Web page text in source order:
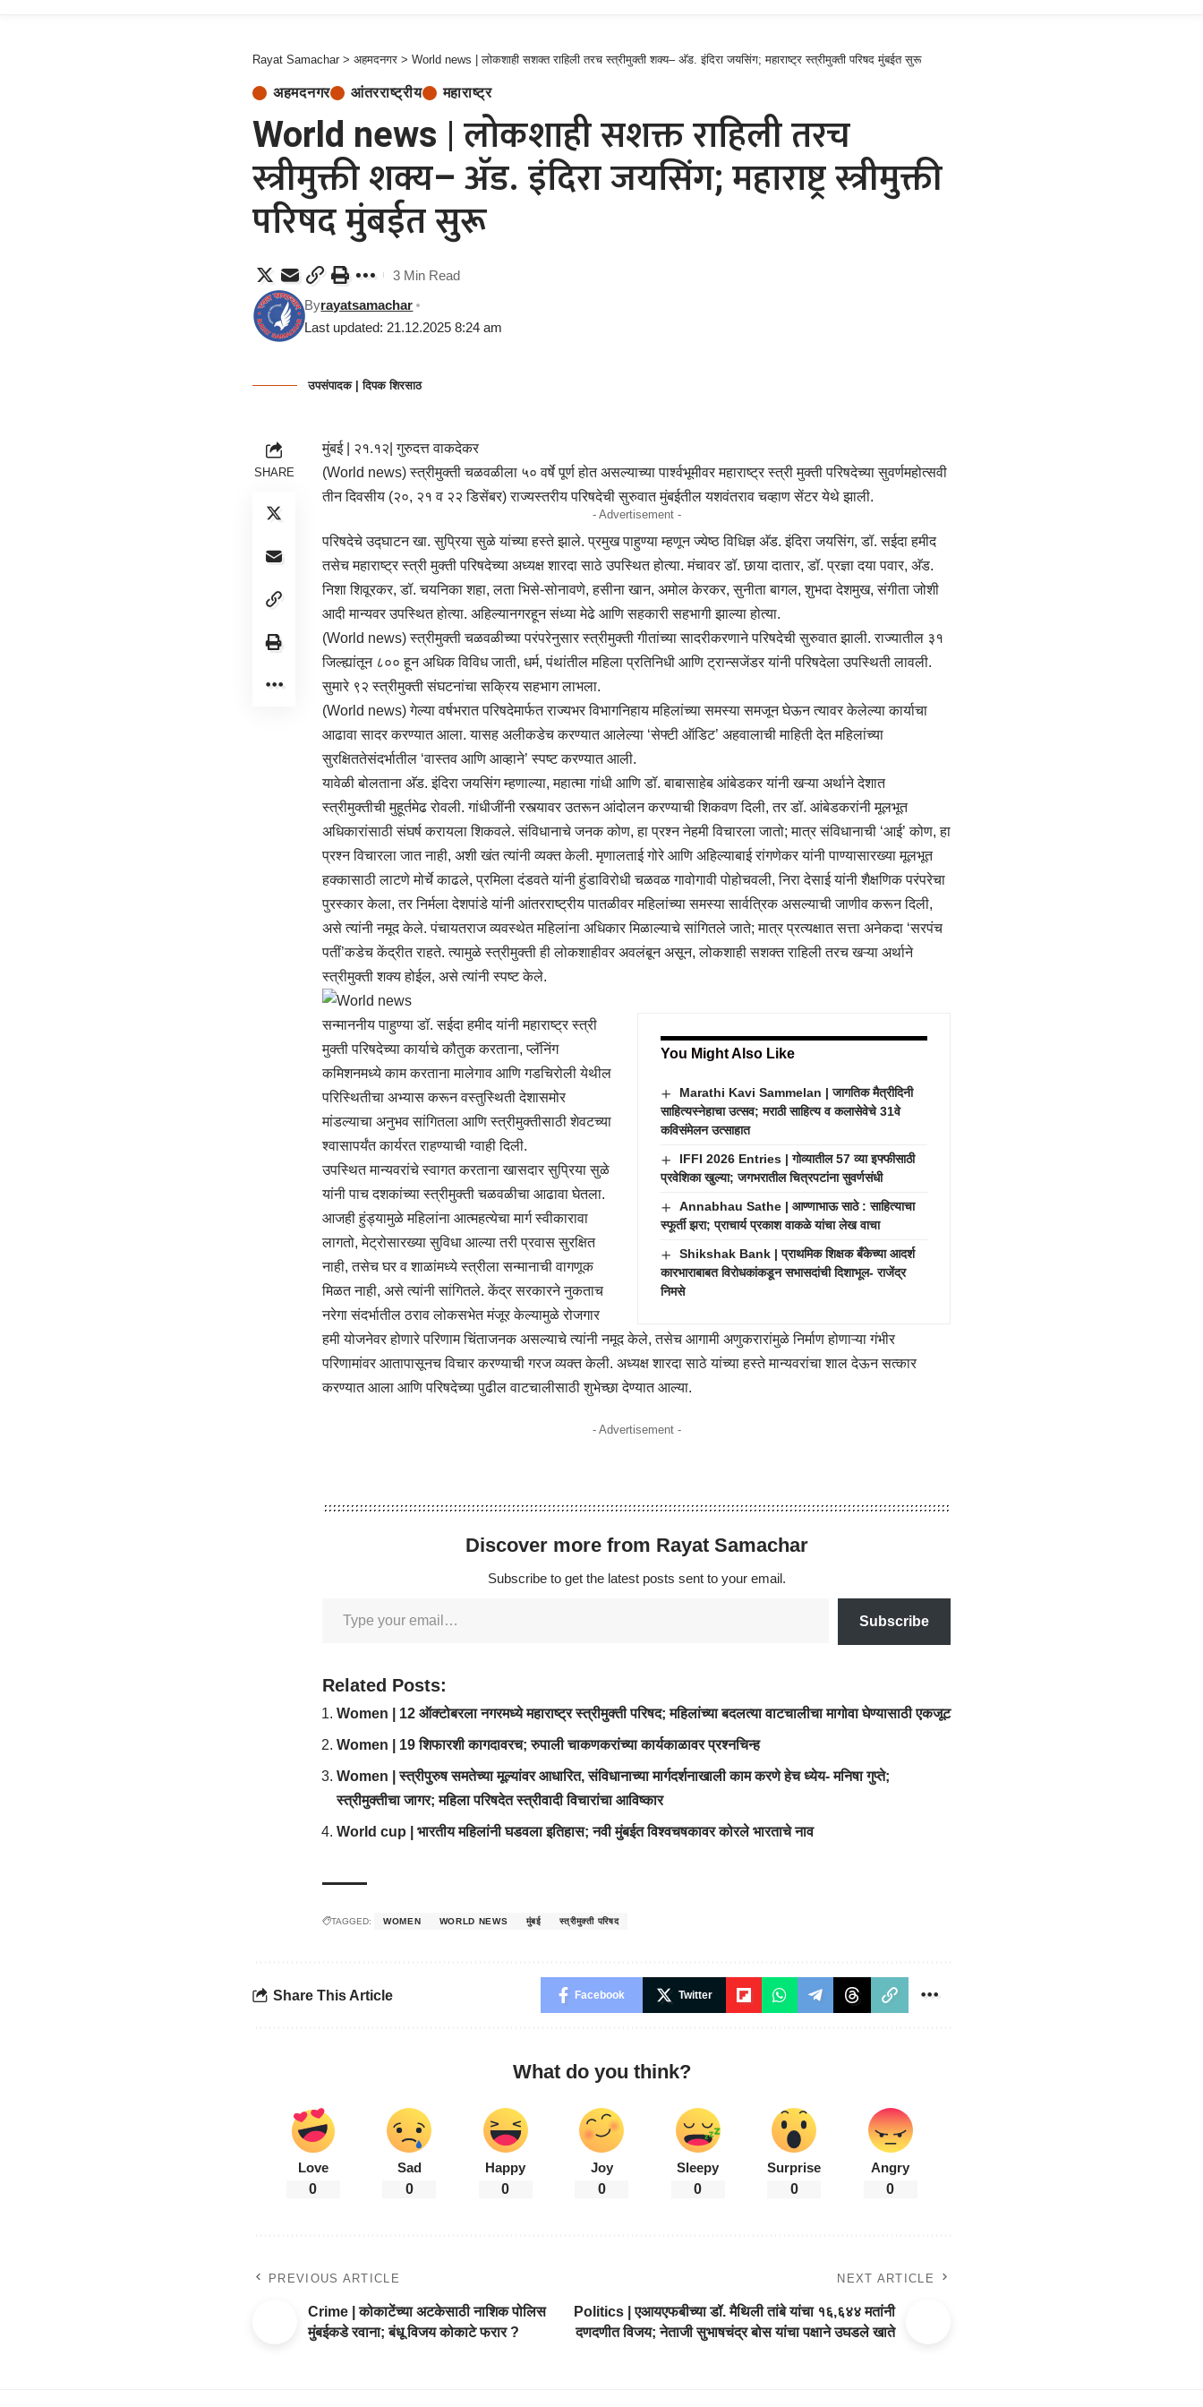
Rayat Samachar > अहमदनगर > World news | लोकशाही सशक्त राहिली तरच स्त्रीमुक्ती शक्य– अ‍ॅड. इंदिरा जयसिंग; महाराष्ट्र स्त्रीमुक्ती परिषद मुंबईत सुरू
अहमदनगर आंतरराष्ट्रीय महाराष्ट्र
World news | लोकशाही सशक्त राहिली तरच
स्त्रीमुक्ती शक्य– अ‍ॅड. इंदिरा जयसिंग; महाराष्ट्र स्त्रीमुक्ती
परिषद मुंबईत सुरू
Last updated: 21.12.2025 8:24 am
Byrayatsamachar
3 Min Read
उपसंपादक | दिपक शिरसाठ
SHARE
मुंबई | २१.१२| गुरुदत्त वाकदेकर
(World news) स्त्रीमुक्ती चळवळीला ५० वर्षे पूर्ण होत असल्याच्या पार्श्वभूमीवर महाराष्ट्र स्त्री मुक्ती परिषदेच्या सुवर्णमहोत्सवी
तीन दिवसीय (२०, २१ व २२ डिसेंबर) राज्यस्तरीय परिषदेची सुरुवात मुंबईतील यशवंतराव चव्हाण सेंटर येथे झाली.
- Advertisement -
परिषदेचे उद्घाटन खा. सुप्रिया सुळे यांच्या हस्ते झाले. प्रमुख पाहुण्या म्हणून ज्येष्ठ विधिज्ञ अ‍ॅड. इंदिरा जयसिंग, डॉ. सईदा हमीद
तसेच महाराष्ट्र स्त्री मुक्ती परिषदेच्या अध्यक्ष शारदा साठे उपस्थित होत्या. मंचावर डॉ. छाया दातार, डॉ. प्रज्ञा दया पवार, अ‍ॅड.
निशा शिवूरकर, डॉ. चयनिका शहा, लता भिसे-सोनावणे, हसीना खान, अमोल केरकर, सुनीता बागल, शुभदा देशमुख, संगीता जोशी
आदी मान्यवर उपस्थित होत्या. अहिल्यानगरहून संध्या मेढे आणि सहकारी सहभागी झाल्या होत्या.
(World news) स्त्रीमुक्ती चळवळीच्या परंपरेनुसार स्त्रीमुक्ती गीतांच्या सादरीकरणाने परिषदेची सुरुवात झाली. राज्यातील ३१
जिल्ह्यांतून ८०० हून अधिक विविध जाती, धर्म, पंथांतील महिला प्रतिनिधी आणि ट्रान्सजेंडर यांनी परिषदेला उपस्थिती लावली.
सुमारे ९२ स्त्रीमुक्ती संघटनांचा सक्रिय सहभाग लाभला.
(World news) गेल्या वर्षभरात परिषदेमार्फत राज्यभर विभागनिहाय महिलांच्या समस्या समजून घेऊन त्यावर केलेल्या कार्याचा
आढावा सादर करण्यात आला. यासह अलीकडेच करण्यात आलेल्या ‘सेफ्टी ऑडिट’ अहवालाची माहिती देत महिलांच्या
सुरक्षिततेसंदर्भातील ‘वास्तव आणि आव्हाने’ स्पष्ट करण्यात आली.
यावेळी बोलताना अ‍ॅड. इंदिरा जयसिंग म्हणाल्या, महात्मा गांधी आणि डॉ. बाबासाहेब आंबेडकर यांनी खऱ्या अर्थाने देशात
स्त्रीमुक्तीची मुहूर्तमेढ रोवली. गांधीजींनी रस्त्यावर उतरून आंदोलन करण्याची शिकवण दिली, तर डॉ. आंबेडकरांनी मूलभूत
अधिकारांसाठी संघर्ष करायला शिकवले. संविधानाचे जनक कोण, हा प्रश्न नेहमी विचारला जातो; मात्र संविधानाची ‘आई’ कोण, हा
प्रश्न विचारला जात नाही, अशी खंत त्यांनी व्यक्त केली. मृणालताई गोरे आणि अहिल्याबाई रांगणेकर यांनी पाण्यासारख्या मूलभूत
हक्कासाठी लाटणे मोर्चे काढले, प्रमिला दंडवते यांनी हुंडाविरोधी चळवळ गावोगावी पोहोचवली, निरा देसाई यांनी शैक्षणिक परंपरेचा
पुरस्कार केला, तर निर्मला देशपांडे यांनी आंतरराष्ट्रीय पातळीवर महिलांच्या समस्या सार्वत्रिक असल्याची जाणीव करून दिली,
असे त्यांनी नमूद केले. पंचायतराज व्यवस्थेत महिलांना अधिकार मिळाल्याचे सांगितले जाते; मात्र प्रत्यक्षात सत्ता अनेकदा ‘सरपंच
पतीं’कडेच केंद्रीत राहते. त्यामुळे स्त्रीमुक्ती ही लोकशाहीवर अवलंबून असून, लोकशाही सशक्त राहिली तरच खऱ्या अर्थाने
स्त्रीमुक्ती शक्य होईल, असे त्यांनी स्पष्ट केले.
You Might Also Like
Marathi Kavi Sammelan | जागतिक मैत्रीदिनी
साहित्यस्नेहाचा उत्सव; मराठी साहित्य व कलासेवेचे 31वे
कविसंमेलन उत्साहात
IFFI 2026 Entries | गोव्यातील 57 व्या इफ्फीसाठी
प्रवेशिका खुल्या; जगभरातील चित्रपटांना सुवर्णसंधी
Annabhau Sathe | आण्णाभाऊ साठे : साहित्याचा
स्फूर्ती झरा; प्राचार्य प्रकाश वाकळे यांचा लेख वाचा
Shikshak Bank | प्राथमिक शिक्षक बँकेच्या आदर्श
कारभाराबाबत विरोधकांकडून सभासदांची दिशाभूल- राजेंद्र
निमसे
सन्माननीय पाहुण्या डॉ. सईदा हमीद यांनी महाराष्ट्र स्त्री
मुक्ती परिषदेच्या कार्याचे कौतुक करताना, प्लॅनिंग
कमिशनमध्ये काम करताना मालेगाव आणि गडचिरोली येथील
परिस्थितीचा अभ्यास करून वस्तुस्थिती देशासमोर
मांडल्याचा अनुभव सांगितला आणि स्त्रीमुक्तीसाठी शेवटच्या
श्वासापर्यंत कार्यरत राहण्याची ग्वाही दिली.
उपस्थित मान्यवरांचे स्वागत करताना खासदार सुप्रिया सुळे
यांनी पाच दशकांच्या स्त्रीमुक्ती चळवळीचा आढावा घेतला.
आजही हुंड्यामुळे महिलांना आत्महत्येचा मार्ग स्वीकारावा
लागतो, मेट्रोसारख्या सुविधा आल्या तरी प्रवास सुरक्षित
नाही, तसेच घर व शाळांमध्ये स्त्रीला सन्मानाची वागणूक
मिळत नाही, असे त्यांनी सांगितले. केंद्र सरकारने नुकताच
नरेगा संदर्भातील ठराव लोकसभेत मंजूर केल्यामुळे रोजगार
हमी योजनेवर होणारे परिणाम चिंताजनक असल्याचे त्यांनी नमूद केले, तसेच आगामी अणुकरारांमुळे निर्माण होणाऱ्या गंभीर
परिणामांवर आतापासूनच विचार करण्याची गरज व्यक्त केली. अध्यक्ष शारदा साठे यांच्या हस्ते मान्यवरांचा शाल देऊन सत्कार
करण्यात आला आणि परिषदेच्या पुढील वाटचालीसाठी शुभेच्छा देण्यात आल्या.
- Advertisement -
Discover more from Rayat Samachar
Subscribe to get the latest posts sent to your email.
Subscribe
Related Posts:
Women | 12 ऑक्टोबरला नगरमध्ये महाराष्ट्र स्त्रीमुक्ती परिषद; महिलांच्या बदलत्या वाटचालीचा मागोवा घेण्यासाठी एकजूट
Women | 19 शिफारशी कागदावरच; रुपाली चाकणकरांच्या कार्यकाळावर प्रश्नचिन्ह
Women | स्त्रीपुरुष समतेच्या मूल्यांवर आधारित, संविधानाच्या मार्गदर्शनाखाली काम करणे हेच ध्येय- मनिषा गुप्ते;
स्त्रीमुक्तीचा जागर; महिला परिषदेत स्त्रीवादी विचारांचा आविष्कार
World cup | भारतीय महिलांनी घडवला इतिहास; नवी मुंबईत विश्वचषकावर कोरले भारताचे नाव
TAGGED: WOMEN WORLD NEWS मुंबई स्त्रीमुक्ती परिषद
Share This Article Facebook Twitter
What do you think?
Love
0
Sad
0
Happy
0
Joy
0
Sleepy
0
Surprise
0
Angry
0
PREVIOUS ARTICLE
Crime | कोकाटेंच्या अटकेसाठी नाशिक पोलिस
मुंबईकडे रवाना; बंधू विजय कोकाटे फरार ?
NEXT ARTICLE
Politics | एआयएफबीच्या डॉ. मैथिली तांबे यांचा १६,६४४ मतांनी
दणदणीत विजय; नेताजी सुभाषचंद्र बोस यांचा पक्षाने उघडले खाते